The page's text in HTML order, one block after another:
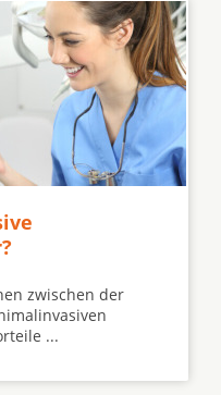
zwischen der
...